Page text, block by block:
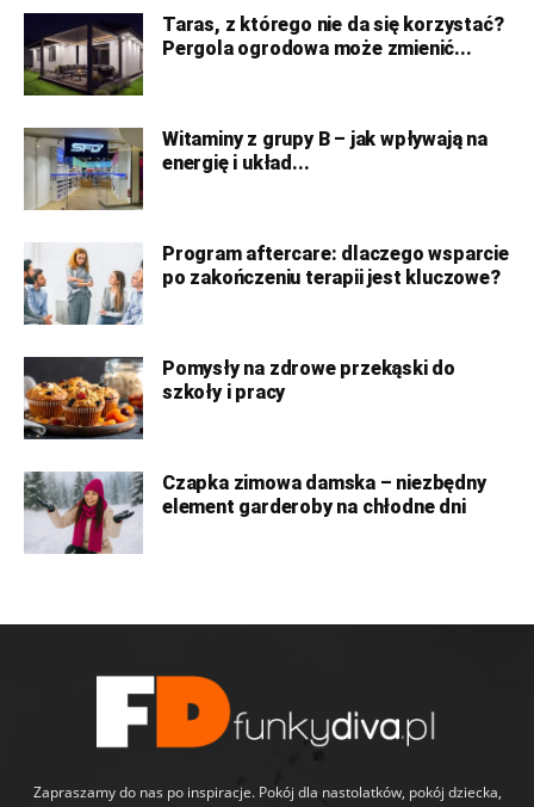
Taras, z którego nie da się korzystać?
Pergola ogrodowa może zmienić...
Witaminy z grupy B – jak wpływają na
energię i układ...
Program aftercare: dlaczego wsparcie
po zakończeniu terapii jest kluczowe?
Pomysły na zdrowe przekąski do
szkoły i pracy
Czapka zimowa damska – niezbędny
element garderoby na chłodne dni
Zapraszamy do nas po inspiracje. Pokój dla nastolatków, pokój dziecka,